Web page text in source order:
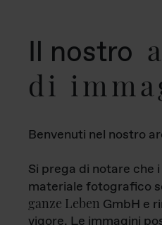
Il nostro
di
Benvenuti nel nostro
Si prega di notare che
materiale fotografico
ganze Leben GmbH e
vigore. Le immagini